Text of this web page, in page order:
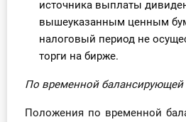
источника выплаты
вышеуказанным ценным
налоговый период не
торги на бирже.
По временной балансирующей
Положения по временной